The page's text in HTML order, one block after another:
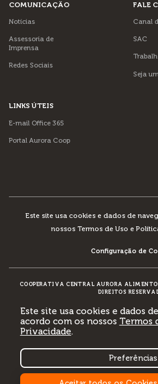
COMUNICAÇÃO
Notícias
Assessoria de
Imprensa
Redes Sociais
FALE
Canal
SAC
Seja
LINKS ÚTEIS
E-mail Office 365
Portal Aurora Coop
Este site usa cookies e dados de
nossos Termos de Uso e
Configuração de
COOPERATIVA CENTRAL AURORA
DIREITOS
DESENVOLVIMENTO:
Este site usa cookies e dados
acordo com os nossos Termos
Privacidade.
Preferências